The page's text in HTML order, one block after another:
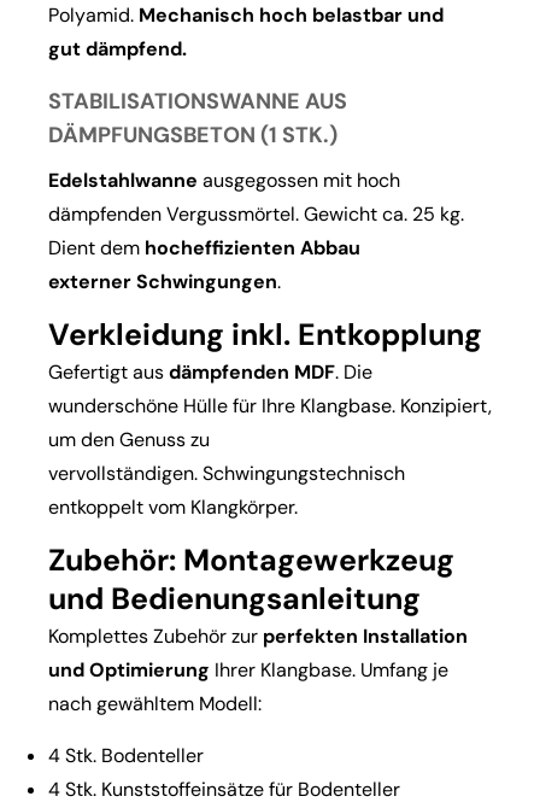
Polyamid. Mechanisch hoch belastbar und
gut dämpfend.
STABILISATIONSWANNE AUS
DÄMPFUNGSBETON (1 STK.)
Edelstahlwanne ausgegossen mit hoch
dämpfenden Vergussmörtel. Gewicht ca. 25 kg.
Dient dem hocheffizienten Abbau
externerSchwingungen.
Verkleidung inkl. Entkopplung
Gefertigt ausdämpfenden MDF. Die
wunderschöne Hülle für Ihre Klangbase. Konzipiert,
um den Genuss zu
vervollständigen. Schwingungstechnisch
entkoppelt vom Klangkörper.
Zubehör: Montagewerkzeug
und Bedienungsanleitung
Komplettes Zubehör zur perfekten Installation
und Optimierung Ihrer Klangbase. Umfang je
nach gewähltem Modell:
4 Stk. Bodenteller
4 Stk. Kunststoffeinsätze für Bodenteller